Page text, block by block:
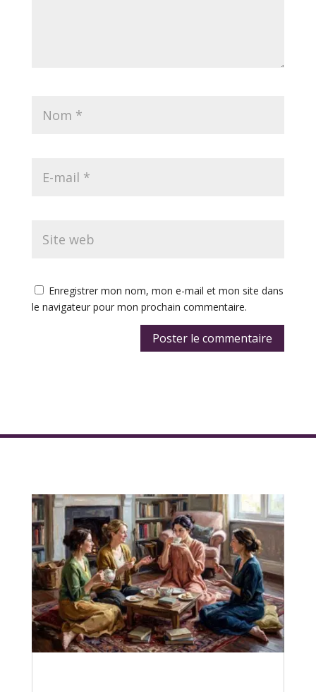
Enregistrer mon nom, mon e-mail et mon site dans
le navigateur pour mon prochain commentaire.